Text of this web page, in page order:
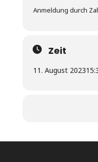
Anmeldung durch
Zeit
11. August 2023